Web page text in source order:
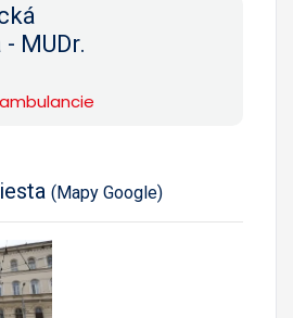
MUDr.
(Mapy Google)